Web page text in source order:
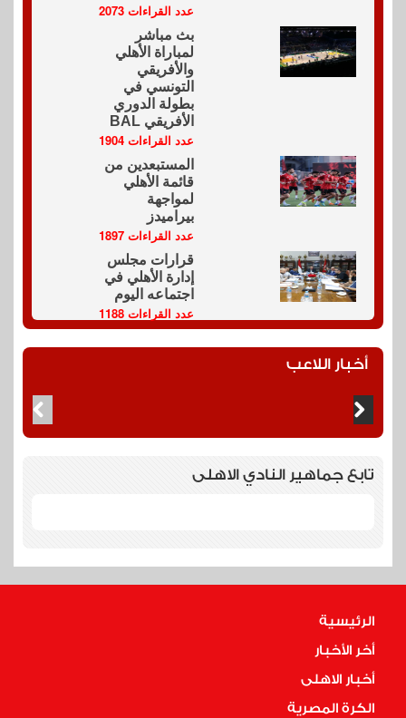
عدد القراءات 2073
بث مباشر
لمباراة الأهلي
والأفريقي
التونسي في
بطولة الدوري
الأفريقي BAL
عدد القراءات 1904
المستبعدين من
قائمة الأهلي
لمواجهة
بيراميدز
عدد القراءات 1897
قرارات مجلس
إدارة الأهلي في
اجتماعه اليوم
عدد القراءات 1188
أخبار اللاعب
تابع جماهير النادي الاهلى
الرئيسية
أخر الأخبار
أخبار الاهلى
الكرة المصرية